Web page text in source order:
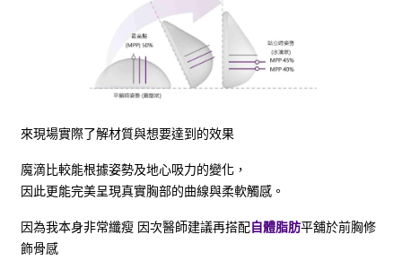
來現場實際了解材質與想要達到的效果
魔滴比較能根據姿勢及地心吸力的變化，
因此更能完美呈現真實胸部的曲線與柔軟觸感。
因為我本身非常纖瘦 因次醫師建議再搭配自體脂肪平舖於前胸修
飾骨感